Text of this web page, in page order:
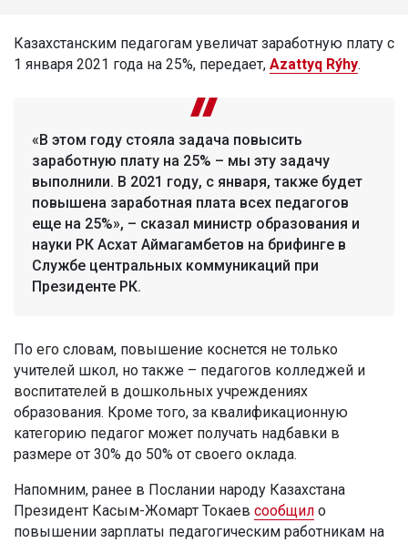
Казахстанским педагогам увеличат заработную плату с
1 января 2021 года на 25%, передает, Azattyq Rýhy.
«В этом году стояла задача повысить
заработную плату на 25% – мы эту задачу
выполнили. В 2021 году, с января, также будет
повышена заработная плата всех педагогов
еще на 25%», – сказал министр образования и
науки РК Асхат Аймагамбетов на брифинге в
Службе центральных коммуникаций при
Президенте РК.
По его словам, повышение коснется не только
учителей школ, но также – педагогов колледжей и
воспитателей в дошкольных учреждениях
образования. Кроме того, за квалификационную
категорию педагог может получать надбавки в
размере от 30% до 50% от своего оклада.
Напомним, ранее в Послании народу Казахстана
Президент Касым-Жомарт Токаев сообщил о
повышении зарплаты педагогическим работникам на